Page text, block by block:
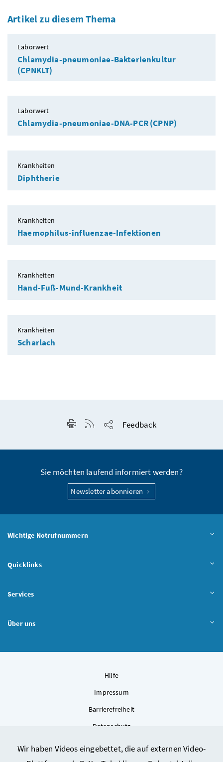
Wir haben Videos eingebettet, die auf externen Video-
Artikel zu diesem Thema
Laborwert
Chlamydia-pneumoniae-Bakterienkultur
(CPNKLT)
Laborwert
Chlamydia-pneumoniae-DNA-PCR (CPNP)
Krankheiten
Diphtherie
Krankheiten
Haemophilus-influenzae-Infektionen
Krankheiten
Hand-Fuß-Mund-Krankheit
Krankheiten
Scharlach
Seite drucken
RSS-Feed anzeigen
Feedback
Sie möchten laufend informiert werden?
Newsletter abonnieren
Wichtige Notrufnummern
Quicklinks
Services
Über uns
Hilfe
Impressum
Barrierefreiheit
Datenschutz
Sitemap